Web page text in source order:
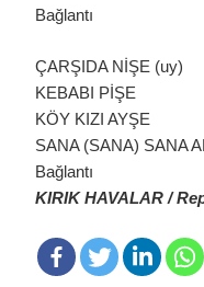
Bağlantı
ÇARŞIDA NİŞE (uy)
KEBABI PİŞE
KÖY KIZI AYŞE
SANA (SANA) SANA
Bağlantı
KIRIK HAVALAR /